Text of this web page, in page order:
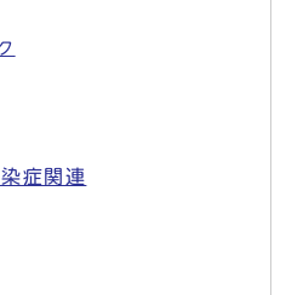
症関連